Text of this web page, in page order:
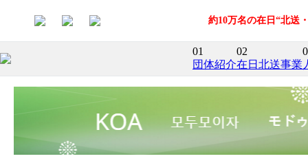
約10万名の在日“北送
01
団体紹介
02
在日北送事業